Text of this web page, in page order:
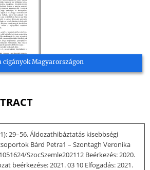
cigányok Magyarországon
29–56. Áldozathibáztatás kisebbségi
Bárd Petra1 – Szontagh Veronika
SzocSzemle202112 Beérkezés: 2020.
beérkezése: 2021. 03 10 Elfogadás: 2021.